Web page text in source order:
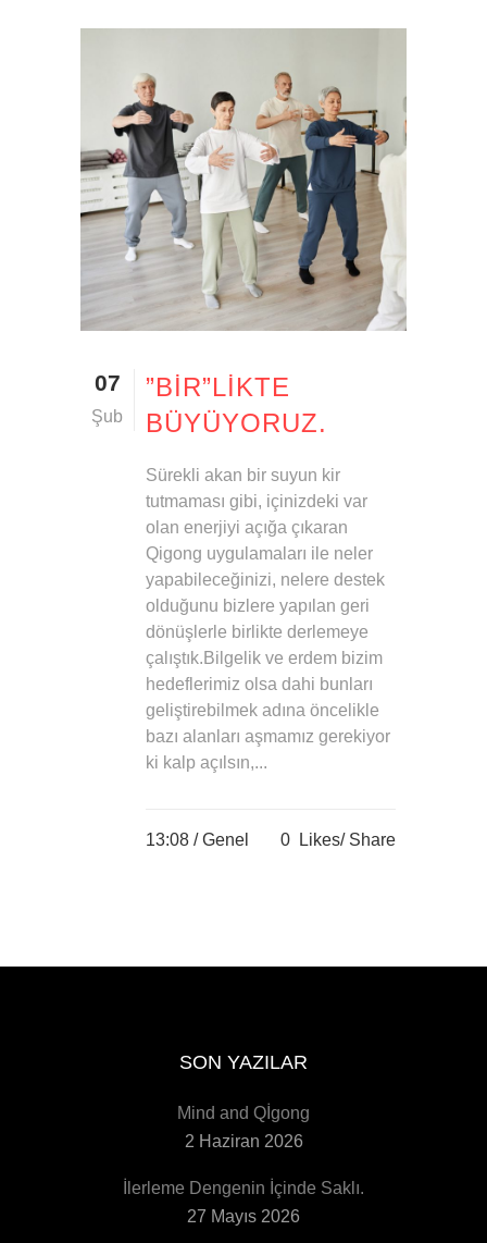
07
Şub
”BİR”LIKTE
BÜYÜYORUZ.
Sürekli akan bir suyun kir
tutmaması gibi, içinizdeki var
olan enerjiyi açığa çıkaran
Qigong uygulamaları ile neler
yapabileceğinizi, nelere destek
olduğunu bizlere yapılan geri
dönüşlerle birlikte derlemeye
çalıştık.Bilgelik ve erdem bizim
hedeflerimiz olsa dahi bunları
geliştirebilmek adına öncelikle
bazı alanları aşmamız gerekiyor
ki kalp açılsın,...
13:08 /Genel 0 Likes Share
SON YAZILAR
Mind and Qİgong
2 Haziran 2026
İlerleme Dengenin İçinde Saklı.
27 Mayıs 2026